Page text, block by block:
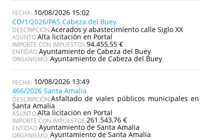
10/08/2026 15:02
CO/1/2026/PAS Cabeza del Buey
DESCRIPCIÓN:Acerados y abastecimiento calle Siglo XX
ASUNTO:Alta licitación en Portal
IMPORTE CON IMPUESTOS:94.455,55 €
ENTIDAD:Ayuntamiento de Cabeza del Buey
ORGANISMO: Ayuntamiento de Cabeza del Buey
10/08/2026 13:49
466/2026 Santa Amalia
DESCRIPCIÓN:Asfaltado de viales públicos municipales en
Santa Amalia
ASUNTO:Alta licitación en Portal
IMPORTE CON IMPUESTOS:261.543,76 €
ENTIDAD:Ayuntamiento de Santa Amalia
ORGANISMO: Ayuntamiento de Santa Amalia